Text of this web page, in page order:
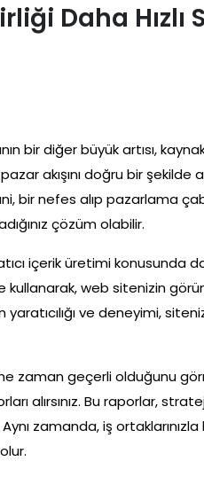
Daha
bir diğer büyük artısı,
akışını doğru bir
bir nefes alıp pazarlama
çözüm olabilir.
içerik üretimi konusunda
web sitenizin
yaratıcılığı ve deneyimi,
zaman geçerli olduğunu
alırsınız. Bu raporlar,
zamanda, iş